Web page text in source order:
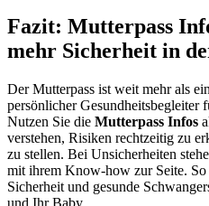
Fazit: Mutterpass
mehr Sicherheit in
Der Mutterpass ist weit mehr als
persönlicher Gesundheitsbegleiter
Nutzen Sie die Mutterpass Infos
verstehen, Risiken rechtzeitig zu
zu stellen. Bei Unsicherheiten
mit ihrem Know-how zur Seite. So
Sicherheit und gesunde
und Ihr Baby.